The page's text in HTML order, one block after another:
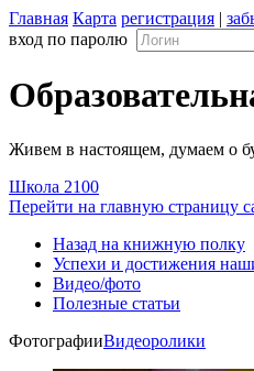
Главная Карта регистрация |
вход по паролю
Живем в настоящем, думаем о
Школа 2100
Перейти на главную страницу
Назад на книжную полку
Успехи и достижения
Видео/фото
Полезные статьи
ФотографииВидеоролики